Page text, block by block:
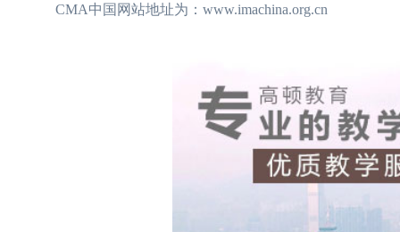
CMA中国网站地址为：www.imachina.org.cn